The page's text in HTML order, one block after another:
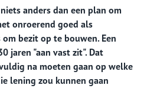
anders dan een plan om
onroerend goed als
bezit op te bouwen. Een
jaren "aan vast zit". Dat
na moeten gaan op welke
lening zou kunnen gaan